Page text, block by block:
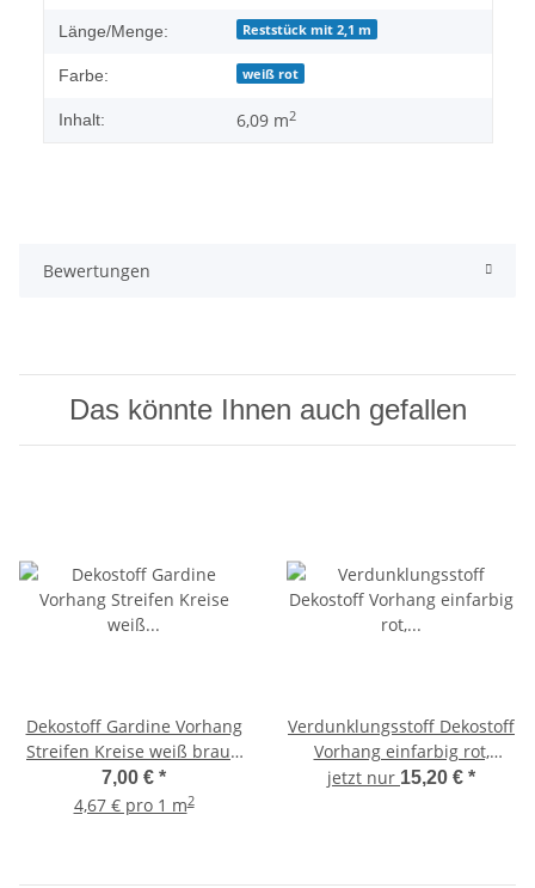
Länge/Menge: Reststück mit 2,1 m
Farbe: weiß rot
Inhalt: 6,09 m2
Bewertungen
Das könnte Ihnen auch gefallen
Dekostoff Gardine Vorhang
Streifen Kreise weiß braun
rot teiltransp., Meterware
7,00 € *
4,67 € pro 1 m2
Verdunklungsstoff Dekostoff
Vorhang einfarbig rot,
Reststück 2,2 m
jetzt nur 15,20 € *